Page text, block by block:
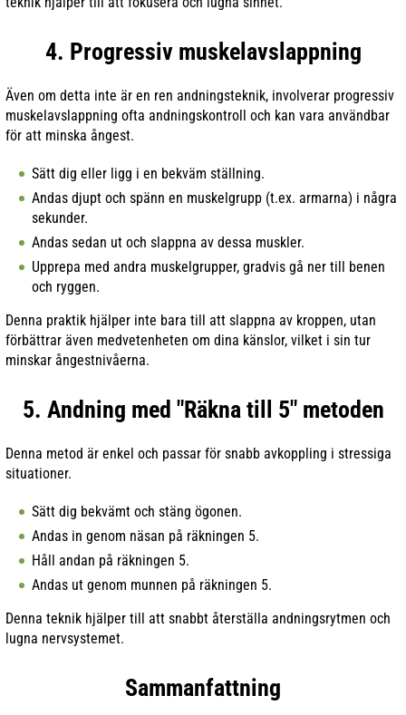
4. Progressiv muskelavslappning
Även om detta inte är en ren andningsteknik, involverar progressiv
muskelavslappning ofta andningskontroll och kan vara användbar
för att minska ångest.
Sätt dig eller ligg i en bekväm ställning.
Andas djupt och spänn en muskelgrupp (t.ex. armarna) i några
sekunder.
Andas sedan ut och slappna av dessa muskler.
Upprepa med andra muskelgrupper, gradvis gå ner till benen
och ryggen.
Denna praktik hjälper inte bara till att slappna av kroppen, utan
förbättrar även medvetenheten om dina känslor, vilket i sin tur
minskar ångestnivåerna.
5. Andning med "Räkna till 5" metoden
Denna metod är enkel och passar för snabb avkoppling i stressiga
situationer.
Sätt dig bekvämt och stäng ögonen.
Andas in genom näsan på räkningen 5.
Håll andan på räkningen 5.
Andas ut genom munnen på räkningen 5.
Denna teknik hjälper till att snabbt återställa andningsrytmen och
lugna nervsystemet.
Sammanfattning